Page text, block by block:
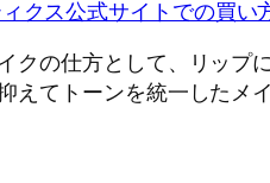
クス公式サイトでの買い
クの仕方として、リッ
えてトーンを統一したメ